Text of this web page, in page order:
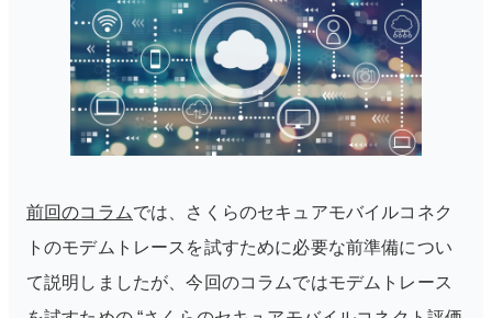
前回のコラムでは、さくらのセキュアモバイルコネク
トのモデムトレースを試すために必要な前準備につい
て説明しましたが、今回のコラムではモデムトレース